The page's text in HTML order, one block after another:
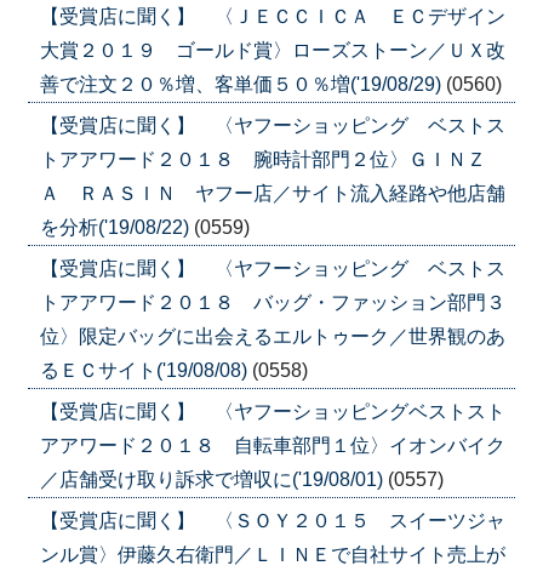
【受賞店に聞く】 〈ＪＥＣＣＩＣＡ ＥＣデザイン
大賞２０１９ ゴールド賞〉ローズストーン／ＵＸ改
善で注文２０％増、客単価５０％増('19/08/29) (0560)
【受賞店に聞く】 〈ヤフーショッピング ベストス
トアアワード２０１８ 腕時計部門２位〉ＧＩＮＺ
Ａ ＲＡＳＩＮ ヤフー店／サイト流入経路や他店舗
を分析('19/08/22) (0559)
【受賞店に聞く】 〈ヤフーショッピング ベストス
トアアワード２０１８ バッグ・ファッション部門３
位〉限定バッグに出会えるエルトゥーク／世界観のあ
るＥＣサイト('19/08/08) (0558)
【受賞店に聞く】 〈ヤフーショッピングベストスト
アアワード２０１８ 自転車部門１位〉イオンバイク
／店舗受け取り訴求で増収に('19/08/01) (0557)
【受賞店に聞く】 〈ＳＯＹ２０１５ スイーツジャ
ンル賞〉伊藤久右衛門／ＬＩＮＥで自社サイト売上が